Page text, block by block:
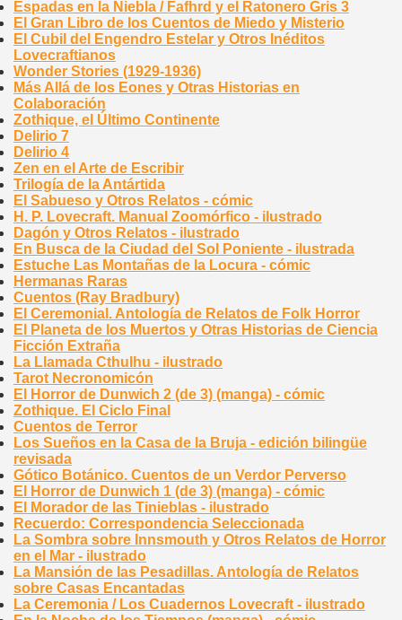
Espadas en la Niebla / Fafhrd y el Ratonero Gris 3
El Gran Libro de los Cuentos de Miedo y Misterio
El Cubil del Engendro Estelar y Otros Inéditos
Lovecraftianos
Wonder Stories (1929-1936)
Más Allá de los Eones y Otras Historias en
Colaboración
Zothique, el Último Continente
Delirio 7
Delirio 4
Zen en el Arte de Escribir
Trilogía de la Antártida
El Sabueso y Otros Relatos - cómic
H. P. Lovecraft. Manual Zoomórfico - ilustrado
Dagón y Otros Relatos - ilustrado
En Busca de la Ciudad del Sol Poniente - ilustrada
Estuche Las Montañas de la Locura - cómic
Hermanas Raras
Cuentos (Ray Bradbury)
El Ceremonial. Antología de Relatos de Folk Horror
El Planeta de los Muertos y Otras Historias de Ciencia
Ficción Extraña
La Llamada Cthulhu - ilustrado
Tarot Necronomicón
El Horror de Dunwich 2 (de 3) (manga) - cómic
Zothique. El Ciclo Final
Cuentos de Terror
Los Sueños en la Casa de la Bruja - edición bilingüe
revisada
Gótico Botánico. Cuentos de un Verdor Perverso
El Horror de Dunwich 1 (de 3) (manga) - cómic
El Morador de las Tinieblas - ilustrado
Recuerdo: Correspondencia Seleccionada
La Sombra sobre Innsmouth y Otros Relatos de Horror
en el Mar - ilustrado
La Mansión de las Pesadillas. Antología de Relatos
sobre Casas Encantadas
La Ceremonia / Los Cuadernos Lovecraft - ilustrado